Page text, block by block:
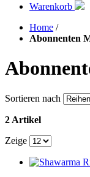
Warenkorb
Home /
Abonnenten
Sortieren nach
2 Artikel
Zeige